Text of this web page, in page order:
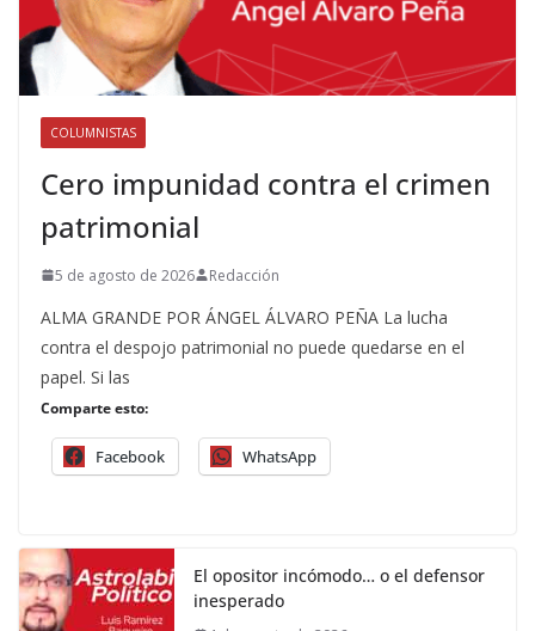
COLUMNISTAS
Cero impunidad contra el crimen
patrimonial
5 de agosto de 2026 Redacción
ALMA GRANDE POR ÁNGEL ÁLVARO PEÑA La lucha
contra el despojo patrimonial no puede quedarse en el
papel. Si las
Comparte esto:
Facebook WhatsApp
El opositor incómodo… o el defensor
inesperado